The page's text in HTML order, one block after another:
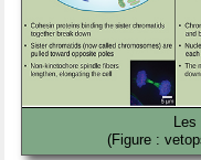
(Figure :